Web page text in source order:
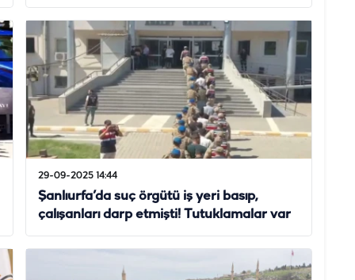
29-09-2025 14:44
Şanlıurfa’da suç örgütü iş yeri basıp,
çalışanları darp etmişti! Tutuklamalar var